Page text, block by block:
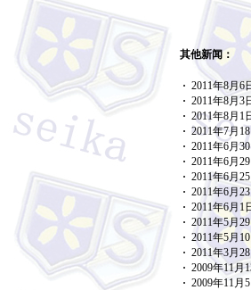
其他新闻：
· 2011年8月6
· 2011年8月3
· 2011年8月1
· 2011年7月
· 2011年6月
· 2011年6月
· 2011年6月
· 2011年6月
· 2011年6月1
· 2011年5月
· 2011年5月
· 2011年3月
· 2009年11月
· 2009年11月